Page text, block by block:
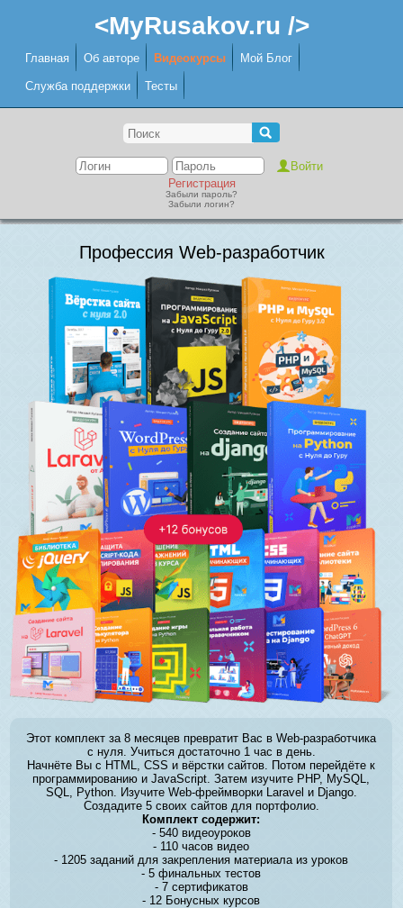
<MyRusakov.ru />
Главная Об авторе Видеокурсы Мой Блог
Служба поддержки Тесты
Регистрация
Забыли пароль?
Забыли логин?
Профессия Web-разработчик
Этот комплект за 8 месяцев превратит Вас в Web-разработчика
с нуля. Учиться достаточно 1 час в день.
Начнёте Вы с HTML, CSS и вёрстки сайтов. Потом перейдёте к
программированию и JavaScript. Затем изучите PHP, MySQL,
SQL, Python. Изучите Web-фреймворки Laravel и Django.
Создадите 5 своих сайтов для портфолио.
Комплект содержит:
- 540 видеоуроков
- 110 часов видео
- 1205 заданий для закрепления материала из уроков
- 5 финальных тестов
- 7 сертификатов
- 12 Бонусных курсов